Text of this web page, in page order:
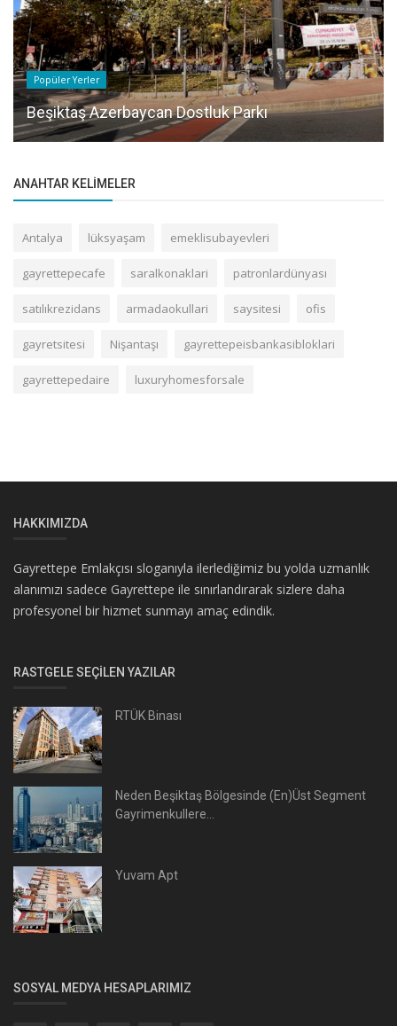
Popüler Yerler
Beşiktaş Azerbaycan Dostluk Parkı
ANAHTAR KELIMELER
Antalya lüksyaşam emeklisubayevleri
gayrettepecafe saralkonaklari patronlardünyası
satılıkrezidans armadaokullari saysitesi ofis
gayretsitesi Nişantaşı gayrettepeisbankasibloklari
gayrettepedaire luxuryhomesforsale
HAKKIMIZDA
Gayrettepe Emlakçısı sloganıyla ilerlediğimiz bu yolda uzmanlık
alanımızı sadece Gayrettepe ile sınırlandırarak sizlere daha
profesyonel bir hizmet sunmayı amaç edindik.
RASTGELE SEÇILEN YAZILAR
RTÜK Binası
Neden Beşiktaş Bölgesinde (En)Üst Segment
Gayrimenkullere...
Yuvam Apt
SOSYAL MEDYA HESAPLARIMIZ